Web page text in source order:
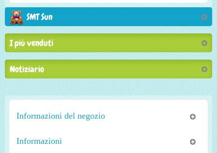
SMT Sun
I più venduti
Notiziario
Informazioni del negozio
Informazioni